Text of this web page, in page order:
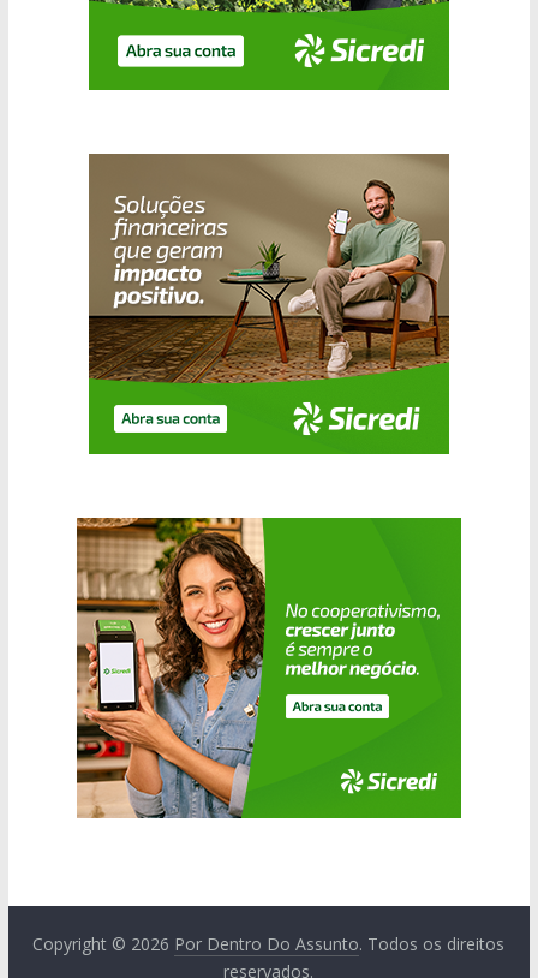
Copyright © 2026 Por Dentro Do Assunto. Todos os direitos
reservados.